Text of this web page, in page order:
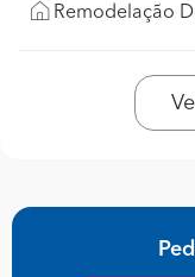
Remodelação